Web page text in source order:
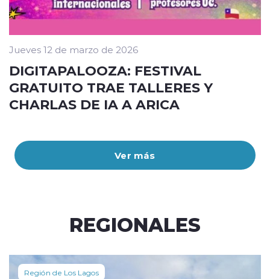
Ver más
Jueves 12 de marzo de 2026
DIGITAPALOOZA: FESTIVAL
GRATUITO TRAE TALLERES Y
CHARLAS DE IA A ARICA
REGIONALES
Región de Los Lagos